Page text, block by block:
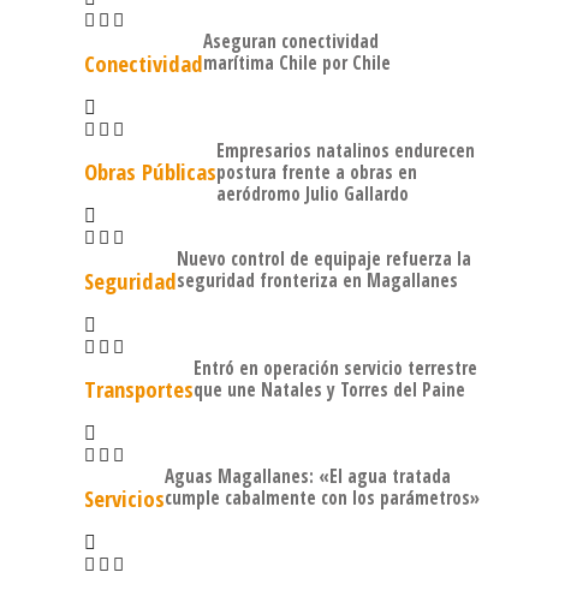
Conectividad
Aseguran conectividad
marítima Chile por Chile
Obras Públicas
Empresarios natalinos endurecen
postura frente a obras en
aeródromo Julio Gallardo
Seguridad
Nuevo control de equipaje refuerza la
seguridad fronteriza en Magallanes
Transportes
Entró en operación servicio terrestre
que une Natales y Torres del Paine
Servicios
Aguas Magallanes: «El agua tratada
cumple cabalmente con los parámetros»